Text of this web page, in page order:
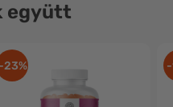
együtt
-23%